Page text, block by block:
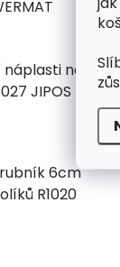
na
JIPOS
6cm
R1020